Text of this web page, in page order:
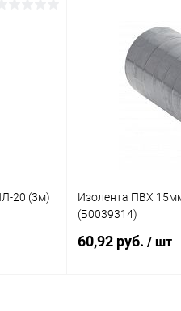
Купить в 1 клик
В избранное
20 (3м)
Изолента ПВХ
(Б0039314)
60,92 руб. / шт